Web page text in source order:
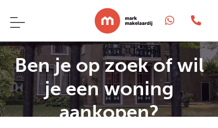
Ben je op zoek of wil
je een woning
aankopen?